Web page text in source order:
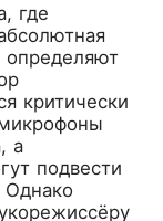
где
определяют
критически
а
подвести
Однако